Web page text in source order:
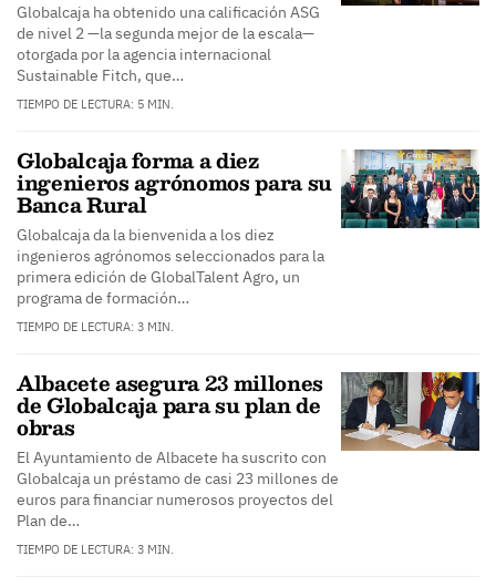
Globalcaja ha obtenido una calificación ASG
de nivel 2 —la segunda mejor de la escala—
otorgada por la agencia internacional
Sustainable Fitch, que…
TIEMPO DE LECTURA: 5 MIN.
Globalcaja forma a diez
ingenieros agrónomos para su
Banca Rural
Globalcaja da la bienvenida a los diez
ingenieros agrónomos seleccionados para la
primera edición de GlobalTalent Agro, un
programa de formación…
TIEMPO DE LECTURA: 3 MIN.
Albacete asegura 23 millones
de Globalcaja para su plan de
obras
El Ayuntamiento de Albacete ha suscrito con
Globalcaja un préstamo de casi 23 millones de
euros para financiar numerosos proyectos del
Plan de…
TIEMPO DE LECTURA: 3 MIN.